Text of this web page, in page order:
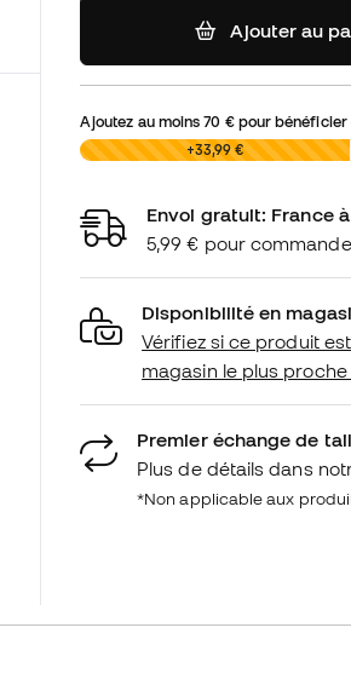
Ajouter au
Ajoutez au moins70 €pour bénéficier
0,00 € +33,99 €
Envoi gratuit: France
5,99 € pour
Disponibilité en
Vérifiez si ce produit
magasin le plus
Premier échange de
Plus de détails dans
*Non applicable aux